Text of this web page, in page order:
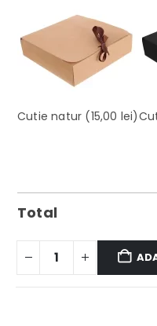
Cutie natur (15,00 lei)
Total